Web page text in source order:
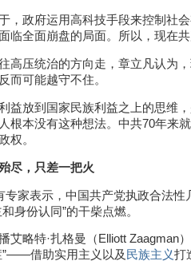
，政府运用高科技手段来控制社
临全面崩盘的局面。所以，现在
高压统治的方向走，章立凡认为
而可能越守不住。
益放到国家民族利益之上的思维
根本没有这种想法。中共70年来
权。
尽，只差一把火
专家表示，中国共产党执政合法
身份认同”的干柴点燃。
艾略特·扎格曼（Elliott Zaagman
”——借助实用主义以及 民族主义打